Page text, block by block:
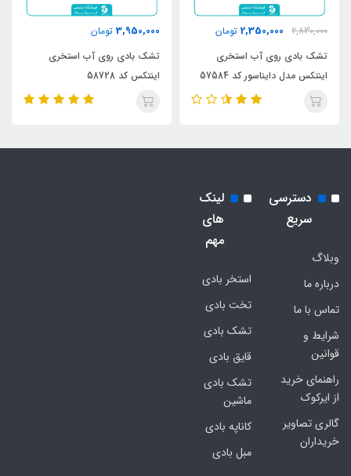
2,830,000
2,350,000 تومان
تشک بادی روی آب استخری
اینتکس مدل دایناسور کد 57584
3,950,000 تومان
تشک بادی روی آب استخری
اینتکس کد 58728
دسترسی
سریع
وبلاگ
درباره ما
تماس با ما
شرایط و
قوانین
راهنمای خرید
از ایرکوک
گالری تصاویر
خریداران
لینک
های
مهم
استخر بادی
تخت بادی
تشک بادی
قایق بادی
تشک بادی
ماشین
کاناپه بادی
مبل بادی